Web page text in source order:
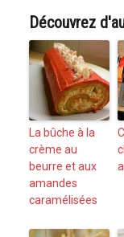
Découvrez
La bûche à la
crème au
beurre et aux
amandes
caramélisées